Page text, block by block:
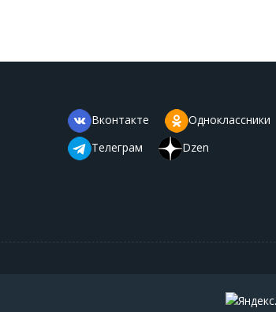
Вконтакте
Одноклассники
Телеграм
Dzen